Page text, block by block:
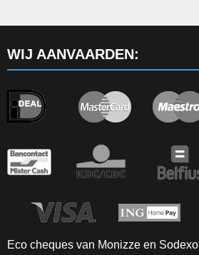
WIJ AANVAARDEN:
Eco cheques van Monizze en Sodexo